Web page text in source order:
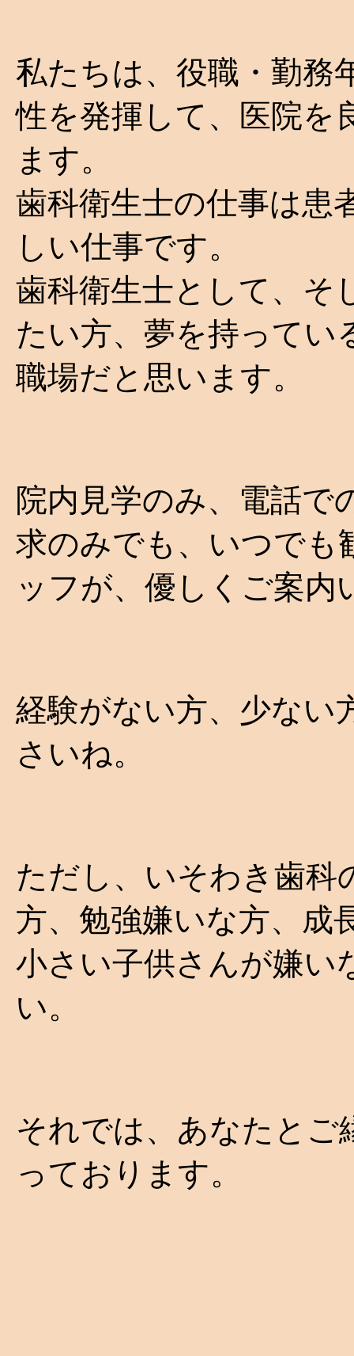
私たちは、役職・勤務
性を発揮して、医院を
ます。
歯科衛生士の仕事は患
しい仕事です。
歯科衛生士として、そ
たい方、夢を持ってい
職場だと思います。
院内見学のみ、電話で
求のみでも、いつでも
ッフが、優しくご案内
経験がない方、少ない
さいね。
ただし、いそわき歯科
方、勉強嫌いな方、成
小さい子供さんが嫌い
い。
それでは、あなたとご
っております。